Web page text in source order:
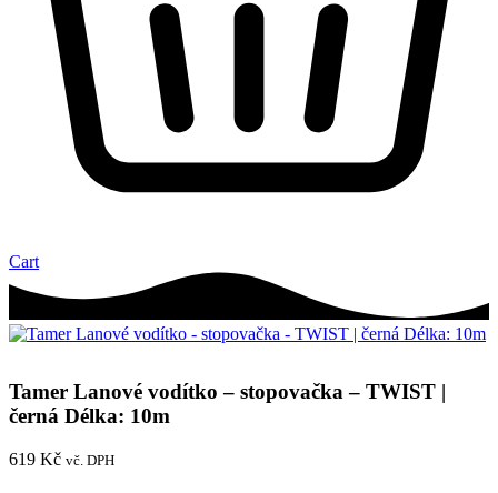
Cart
Tamer Lanové vodítko – stopovačka – TWIST |
černá Délka: 10m
619 Kč vč. DPH